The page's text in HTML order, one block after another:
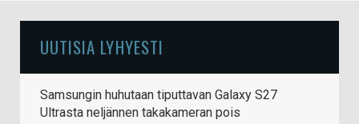
UUTISIA LYHYESTI
Samsungin huhutaan tiputtavan Galaxy S27
Ultrasta neljännen takakameran pois